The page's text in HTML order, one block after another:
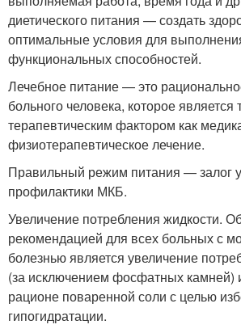
диетического питания — создать
оптимальные условия для
функциональных способностей.
Лечебное питание — это
больного человека, которое является
терапевтическим фактором как
физиотерапевтическое лечение.
Правильный режим питания — залог
профилактики МКБ.
Увеличение потребления жидкости.
рекомендацией для всех больных с
болезнью является увеличение
(за исключением фосфатных камней)
рационе поваренной соли с целью
гипогидратации.